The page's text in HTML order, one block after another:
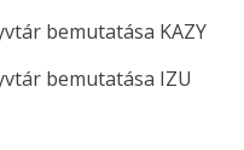
bemutatása KAZY
bemutatása IZU